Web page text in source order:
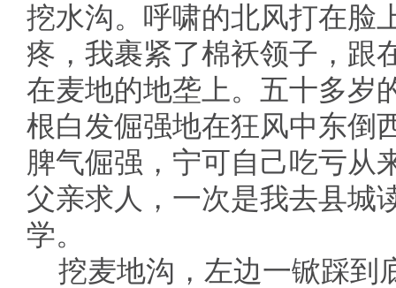
挖水沟。呼啸的北风打在脸
疼，我裹紧了棉袄领子，跟
在麦地的地垄上。五十多岁
根白发倔强地在狂风中东倒
脾气倔强，宁可自己吃亏从
父亲求人，一次是我去县城
学。
挖麦地沟，左边一锨踩到